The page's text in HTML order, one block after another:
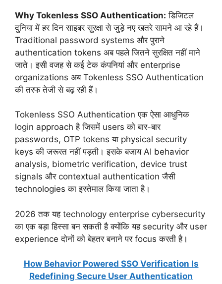
Why Tokenless SSO Authentication: डिजिटल
दुनिया में हर दिन साइबर सुरक्षा से जुड़े नए खतरे सामने आ रहे हैं।
Traditional password systems और पुराने
authentication tokens अब पहले जितने सुरक्षित नहीं माने
जाते। इसी वजह से कई टेक कंपनियां और enterprise
organizations अब Tokenless SSO Authentication
की तरफ तेजी से बढ़ रही हैं।
Tokenless SSO Authentication एक ऐसा आधुनिक
login approach है जिसमें users को बार-बार
passwords, OTP tokens या physical security
keys की जरूरत नहीं पड़ती। इसके बजाय AI behavior
analysis, biometric verification, device trust
signals और contextual authentication जैसी
technologies का इस्तेमाल किया जाता है।
2026 तक यह technology enterprise cybersecurity
का एक बड़ा हिस्सा बन सकती है क्योंकि यह security और user
experience दोनों को बेहतर बनाने पर focus करती है।
How Behavior Powered SSO Verification Is
Redefining Secure User Authentication